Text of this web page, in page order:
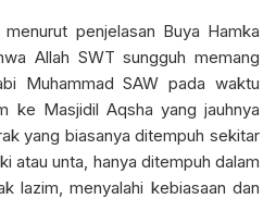
penjelasan Buya Hamka
Allah SWT sungguh memang
Muhammad SAW pada waktu
ke Masjidil Aqsha yang jauhnya
yang biasanya ditempuh sekitar
atau unta, hanya ditempuh dalam
lazim, menyalahi kebiasaan dan